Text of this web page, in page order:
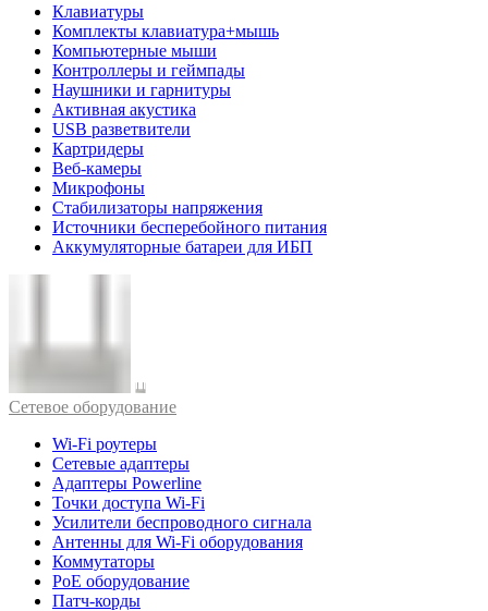
Клавиатуры
Комплекты клавиатура+мышь
Компьютерные мыши
Контроллеры и геймпады
Наушники и гарнитуры
Активная акустика
USB разветвители
Картридеры
Веб-камеры
Микрофоны
Стабилизаторы напряжения
Источники бесперебойного питания
Аккумуляторные батареи для ИБП
Cетевое оборудование
Wi-Fi роутеры
Сетевые адаптеры
Адаптеры Powerline
Точки доступа Wi-Fi
Усилители беспроводного сигнала
Антенны для Wi-Fi оборудования
Коммутаторы
PoE оборудование
Патч-корды